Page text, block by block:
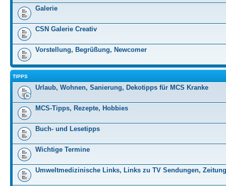
Galerie
CSN Galerie Creativ
Vorstellung, Begrüßung, Newcomer
TIPPS
Urlaub, Wohnen, Sanierung, Dekotipps für MCS Kranke
MCS-Tipps, Rezepte, Hobbies
Buch- und Lesetipps
Wichtige Termine
Umweltmedizinische Links, Links zu TV Sendungen,